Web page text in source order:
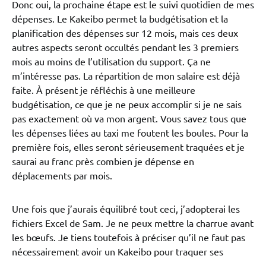
Donc oui, la prochaine étape est le suivi quotidien de mes
dépenses. Le Kakeibo permet la budgétisation et la
planification des dépenses sur 12 mois, mais ces deux
autres aspects seront occultés pendant les 3 premiers
mois au moins de l’utilisation du support. Ça ne
m’intéresse pas. La répartition de mon salaire est déjà
faite. À présent je réfléchis à une meilleure
budgétisation, ce que je ne peux accomplir si je ne sais
pas exactement où va mon argent. Vous savez tous que
les dépenses liées au taxi me foutent les boules. Pour la
première fois, elles seront sérieusement traquées et je
saurai au franc près combien je dépense en
déplacements par mois.
Une fois que j’aurais équilibré tout ceci, j’adopterai les
fichiers Excel de Sam. Je ne peux mettre la charrue avant
les bœufs. Je tiens toutefois à préciser qu’il ne faut pas
nécessairement avoir un Kakeibo pour traquer ses